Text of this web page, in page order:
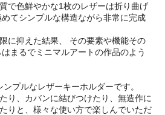
で色鮮やかな1枚のレザーは折り曲げ
てシンプルな構造ながら非常に完成
に抑えた結果、 その要素や機能その
まるでミニマルアートの作品のよう
プルなレザーキーホルダーです。
り、カバンに結びつけたり、無造作に
りと、様々な使い方で楽しんでいただ